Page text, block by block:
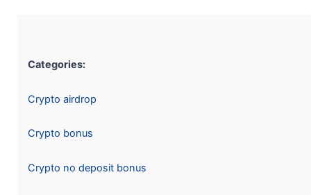
Categories:
Crypto airdrop
Crypto bonus
Crypto no deposit bonus